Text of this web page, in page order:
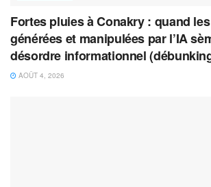
Fortes pluies à Conakry : quand
générées et manipulées par l’IA
désordre informationnel
AOÛT 4, 2026